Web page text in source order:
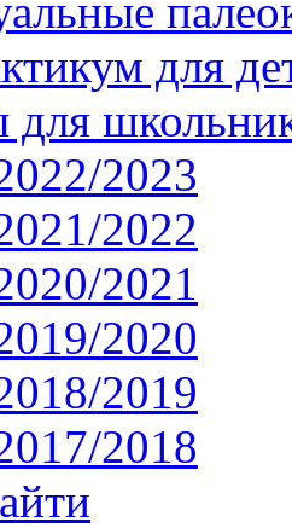
для
для
2023
2022
2021
2020
2019
2018